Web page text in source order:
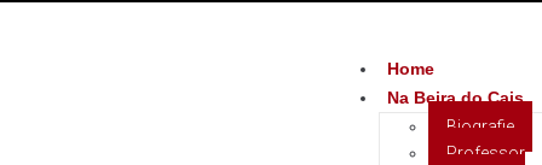
Home
Na Beira do Cais
Biografie
Professor